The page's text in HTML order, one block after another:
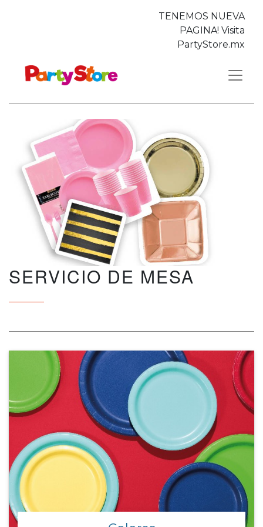
TENEMOS NUEVA
PAGINA! Visita
PartyStore.mx
SERVICIO DE MESA